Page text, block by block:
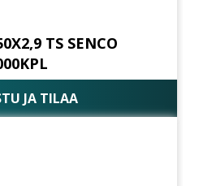
TS SENCO
JA TILAA